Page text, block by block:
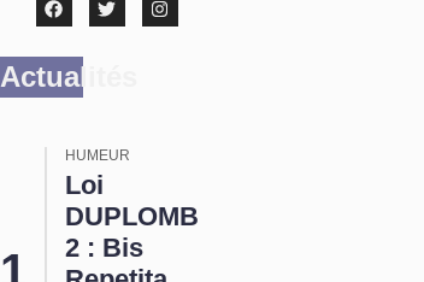
Actualités
HUMEUR
Loi
DUPLOMB
2 : Bis